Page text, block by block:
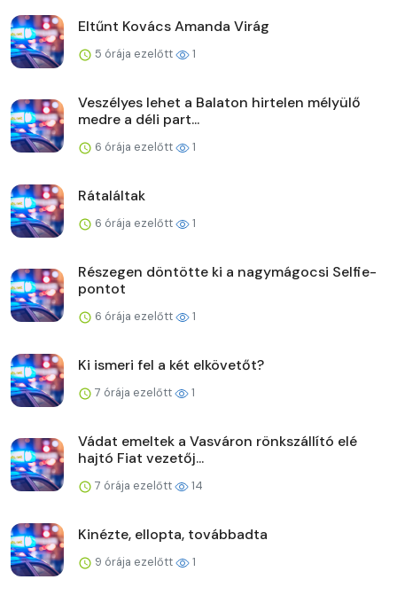
Eltűnt Kovács Amanda Virág
5 órája ezelőtt 1
Veszélyes lehet a Balaton hirtelen mélyülő
medre a déli part...
6 órája ezelőtt 1
Rátaláltak
6 órája ezelőtt 1
Részegen döntötte ki a nagymágocsi Selfie-
pontot
6 órája ezelőtt 1
Ki ismeri fel a két elkövetőt?
7 órája ezelőtt 1
Vádat emeltek a Vasváron rönkszállító elé
hajtó Fiat vezetőj...
7 órája ezelőtt 14
Kinézte, ellopta, továbbadta
9 órája ezelőtt 1